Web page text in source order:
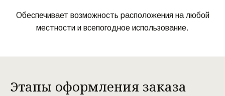
Обеспечивает возможность расположения на любой
местности и всепогодное использование.
Этапы оформления заказа